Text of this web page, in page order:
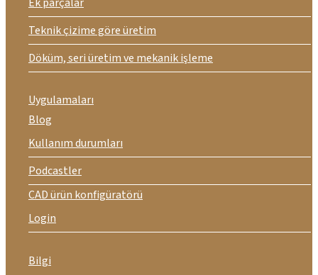
Teknik çizime göre üretim
Döküm, seri üretim ve mekanik işleme
Uygulamaları
Blog
Kullanım durumları
Podcastler
CAD ürün konfigüratörü
Login
Bilgi